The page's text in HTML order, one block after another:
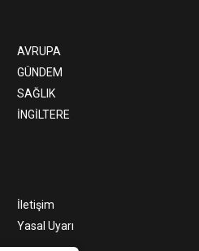
AVRUPA
GÜNDEM
SAĞLIK
İNGİLTERE
İletişim
Yasal Uyarı